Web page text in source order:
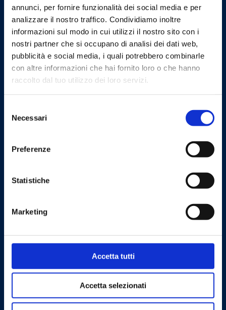
annunci, per fornire funzionalità dei social media e per
analizzare il nostro traffico. Condividiamo inoltre
informazioni sul modo in cui utilizzi il nostro sito con i
nostri partner che si occupano di analisi dei dati web,
pubblicità e social media, i quali potrebbero combinarle
con altre informazioni che hai fornito loro o che hanno
raccolto dal tuo utilizzo dei loro servizi.
delNecessari
Preferenze
Statistiche
Marketing
Accetta tutti
Accetta selezionati
MCE Milan | Pad 4 - Stand D33 E34
AHR Expo Chicago | Booth S10558